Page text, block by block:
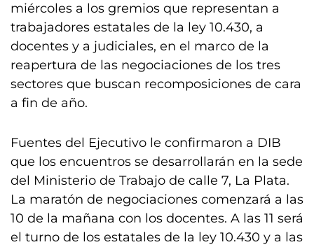
miércoles a los gremios que representan a
trabajadores estatales de la ley 10.430, a
docentes y a judiciales, en el marco de la
reapertura de las negociaciones de los tres
sectores que buscan recomposiciones de cara
a fin de año.
Fuentes del Ejecutivo le confirmaron a DIB
que los encuentros se desarrollarán en la sede
del Ministerio de Trabajo de calle 7, La Plata.
La maratón de negociaciones comenzará a las
10 de la mañana con los docentes. A las 11 será
el turno de los estatales de la ley 10.430 y a las